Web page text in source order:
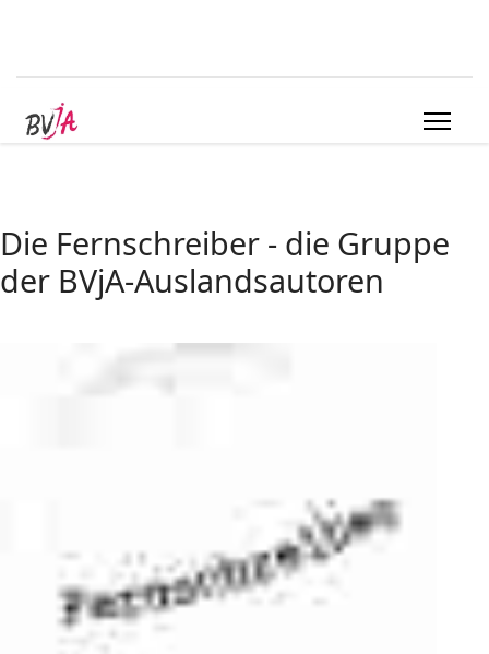
Die Fernschreiber - die Gruppe
der BVjA-Auslandsautoren